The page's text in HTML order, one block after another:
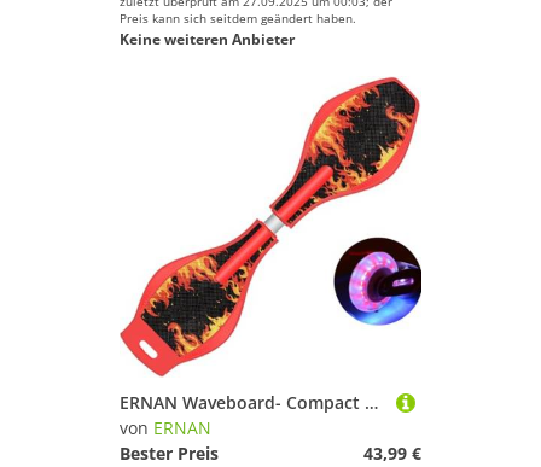
Preis kann sich seitdem geändert haben.
Keine weiteren Anbieter
ERNAN Waveboard- Compact Lightweight Caster Board Kids/Teens. Waveboard Kinder Street Surfen Caster Torsion Skateboard Double Decks Casterboards Mit LED Leuchtrollen (Flame red)
von ERNAN
Bester Preis
43,99 €